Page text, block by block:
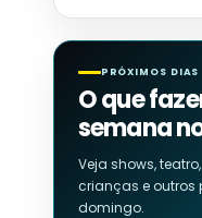
PRÓXIMOS DIAS
O que
semana
Veja shows,
crianças e
domingo.